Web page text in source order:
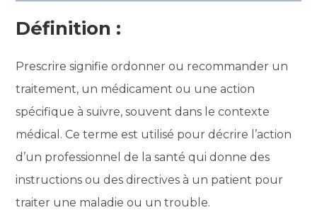
Définition :
Prescrire signifie ordonner ou recommander un
traitement, un médicament ou une action
spécifique à suivre, souvent dans le contexte
médical. Ce terme est utilisé pour décrire l’action
d’un professionnel de la santé qui donne des
instructions ou des directives à un patient pour
traiter une maladie ou un trouble.